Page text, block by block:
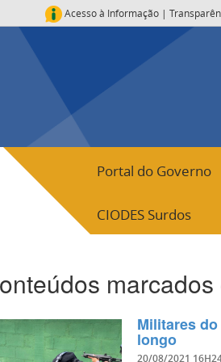
Acesso à Informação |
Portal do Governo
CIODES Surdos
marcados
Militares
longo
20/08/2021